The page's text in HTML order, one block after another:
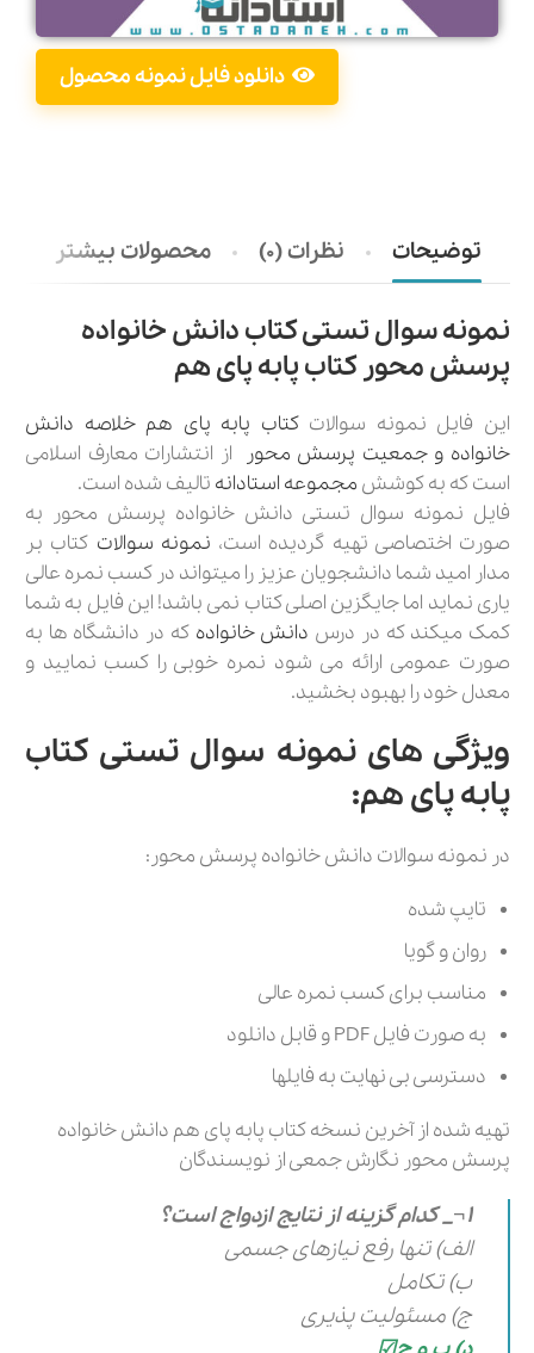
دانلود فایل نمونه محصول
توضیحات نظرات (0) محصولات بیشتر
نمونه سوال تستی کتاب دانش خانواده
پرسش محور کتاب پابه پای هم
این فایل نمونه سوالاتکتاب پابه پای هم خلاصه دانش
خانواده و جمعیت پرسش محور
از انتشارات معارف اسلامی
است که به کوشش مجموعه استادانه تالیف شده است.
فایل نمونه سوال تستی دانش خانواده پرسش محور به
صورت اختصاصی تهیه گردیده است، نمونه سوالات کتاب بر
مدار امید شما دانشجویان عزیز را میتواند در کسب نمره عالی
یاری نماید اما جایگزین اصلی کتاب نمی باشد! این فایل به شما
کمک میکند که در درس دانش خانواده که در دانشگاه ها به
صورت عمومی ارائه می شود نمره خوبی را کسب نمایید و
معدل خود را بهبود بخشید.
ویژگی های نمونه سوال تستی کتاب
پابه پای هم:
در نمونه سوالات دانش خانواده پرسش محور:
تایپ شده
روان و گویا
مناسب برای کسب نمره عالی
به صورت فایل PDF و قابل دانلود
دسترسی بی نهایت به فایلها
تهیه شده از آخرین نسخه کتاب پابه پای هم دانش خانواده
پرسش محور نگارش جمعی از نویسندگان
1¬_ کدام گزینه از نتایج ازدواج است؟
الف) تنها رفع نیازهای جسمی
ب) تکامل
ج) مسئولیت پذیری